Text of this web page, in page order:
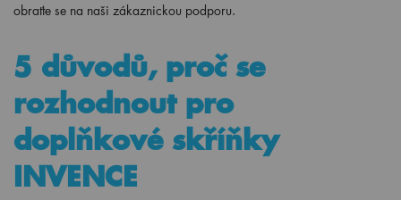
obraťte se na naši zákaznickou podporu.
5 důvodů, proč se
rozhodnout pro
doplňkové skříňky
INVENCE